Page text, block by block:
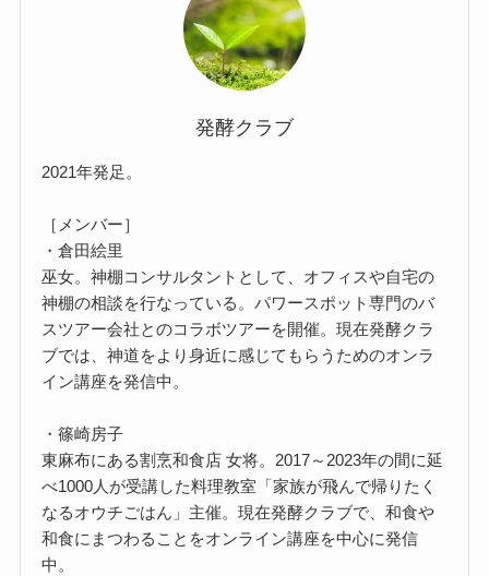
発酵クラブ
2021年発足。
［メンバー］
・倉田絵里
巫女。神棚コンサルタントとして、オフィスや自宅の
神棚の相談を行なっている。パワースポット専門のバ
スツアー会社とのコラボツアーを開催。現在発酵クラ
ブでは、神道をより身近に感じてもらうためのオンラ
イン講座を発信中。
・篠崎房子
東麻布にある割烹和食店 女将。2017～2023年の間に延
べ1000人が受講した料理教室「家族が飛んで帰りたく
なるオウチごはん」主催。現在発酵クラブで、和食や
和食にまつわることをオンライン講座を中心に発信
中。